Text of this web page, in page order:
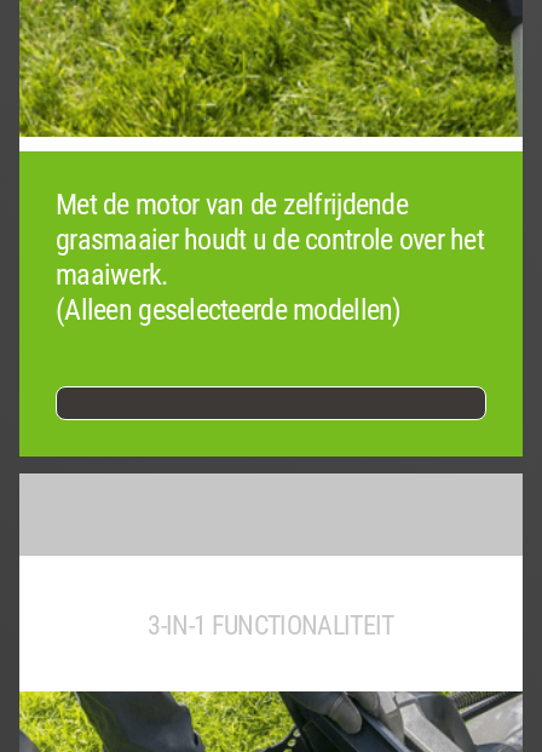
Met de motor van de zelfrijdende
grasmaaier houdt u de controle over het
maaiwerk.
(Alleen geselecteerde modellen)
3-IN-1 FUNCTIONALITEIT